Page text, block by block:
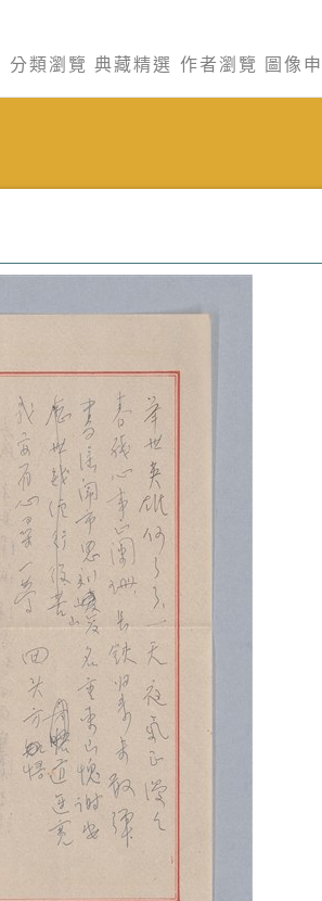
分類瀏覽 典藏精選 作者瀏覽 圖像